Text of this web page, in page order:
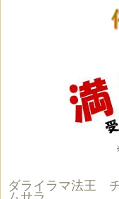
ダライラマ法王